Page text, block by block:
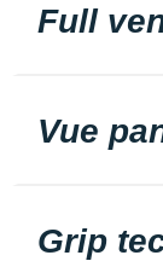
Full
Vue
Grip